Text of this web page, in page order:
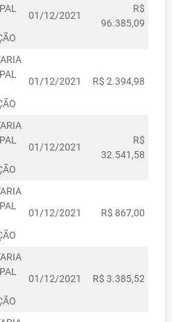
01/12/2021
R$
96.385,09
01/12/2021 R$ 2.394,98
01/12/2021
R$
32.541,58
01/12/2021 R$ 867,00
01/12/2021 R$ 3.385,52